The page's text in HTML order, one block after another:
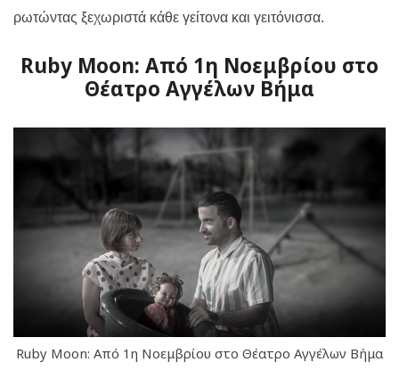
ρωτώντας ξεχωριστά κάθε γείτονα και γειτόνισσα.
Ruby Moon: Από 1η Νοεμβρίου στο
Θέατρο Αγγέλων Βήμα
Ruby Moon: Από 1η Νοεμβρίου στο Θέατρο Αγγέλων Βήμα